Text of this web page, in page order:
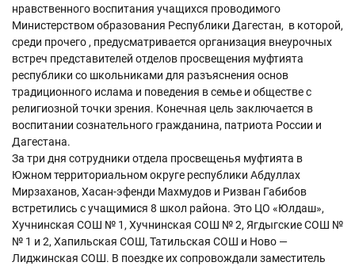
нравственного воспитания учащихся проводимого
Министерством образования Республики Дагестан, в которой,
среди прочего , предусматривается организация внеурочных
встреч представителей отделов просвещения муфтията
республики со школьниками для разъяснения основ
традиционного ислама и поведения в семье и обществе с
религиозной точки зрения. Конечная цель заключается в
воспитании сознательного гражданина, патриота России и
Дагестана.
За три дня сотрудники отдела просвещенья муфтията в
Южном территориальном округе республики Абдуллах
Мирзаханов, Хасан-эфенди Махмудов и Ризван Габибов
встретились с учащимися 8 школ района. Это ЦО «Юлдаш»,
Хучнинская СОШ № 1, Хучнинская СОШ № 2, Ягдыгские СОШ №
№ 1 и 2, Хапильская СОШ, Татильская СОШ и Ново —
Лиджинская СОШ. В поездке их сопровождали заместитель